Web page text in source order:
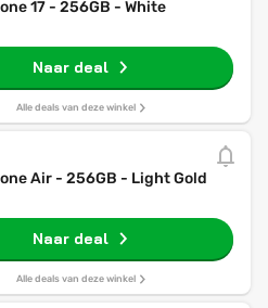
17 - 256GB - White
Naar deal
Alle deals van deze winkel
Air - 256GB - Light Gold
Naar deal
Alle deals van deze winkel